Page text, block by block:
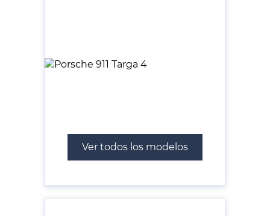
Ver todos los modelos